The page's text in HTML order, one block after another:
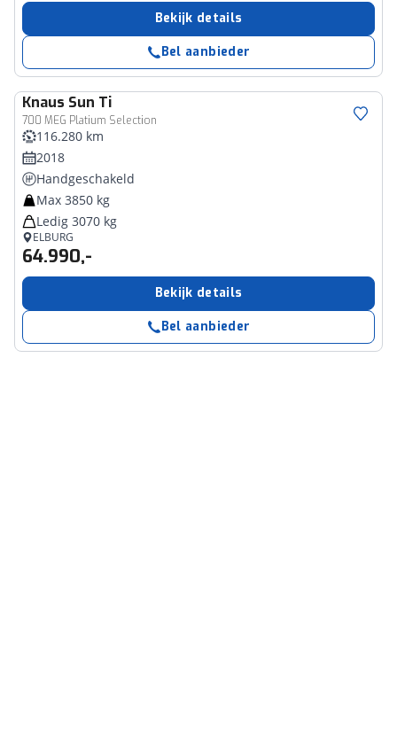
Bekijk details
Bel aanbieder
Knaus Sun Ti
700 MEG Platium Selection
116.280 km
2018
Handgeschakeld
Max 3850 kg
Ledig 3070 kg
ELBURG
64.990,-
Bekijk details
Bel aanbieder